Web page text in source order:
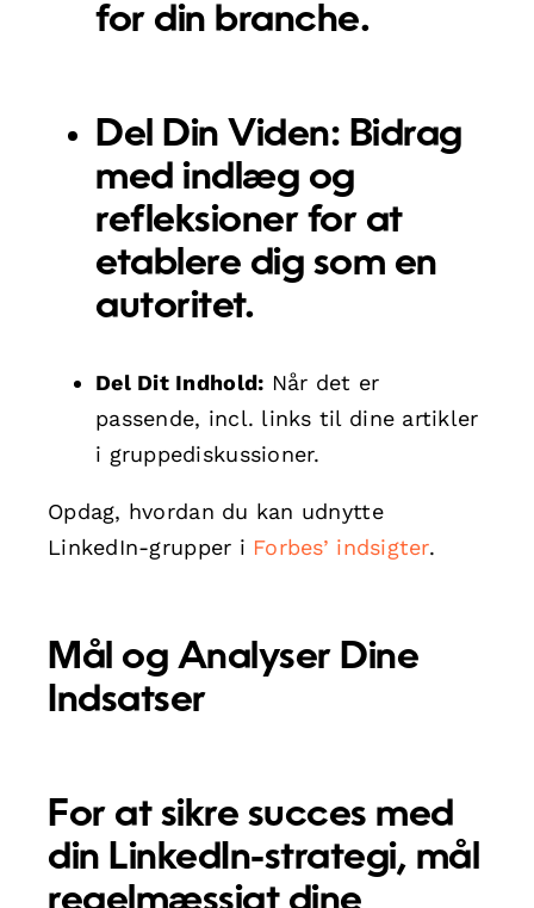
for din branche.
Del Din Viden: Bidrag
med indlæg og
refleksioner for at
etablere dig som en
autoritet.
Del Dit Indhold: Når det er
passende, incl. links til dine artikler
i gruppediskussioner.
Opdag, hvordan du kan udnytte
LinkedIn-grupper i Forbes’ indsigter.
Mål og Analyser Dine
Indsatser
For at sikre succes med
din LinkedIn-strategi, mål